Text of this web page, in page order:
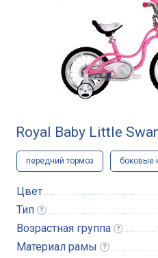
Royal Baby Little
передний тормоз боковые
Цвет
Тип
Возрастная группа
Материал рамы